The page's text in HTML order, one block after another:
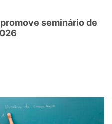
seminário de